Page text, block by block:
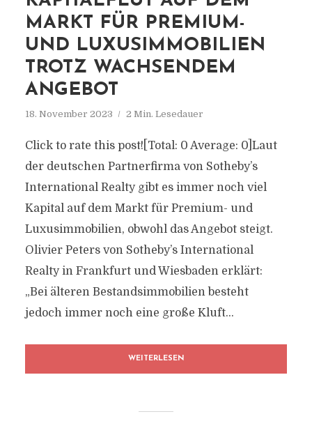
MARKT FÜR PREMIUM-
UND LUXUSIMMOBILIEN
TROTZ WACHSENDEM
ANGEBOT
18. November 2023 2 Min. Lesedauer
Click to rate this post![Total: 0 Average: 0]Laut
der deutschen Partnerfirma von Sotheby’s
International Realty gibt es immer noch viel
Kapital auf dem Markt für Premium- und
Luxusimmobilien, obwohl das Angebot steigt.
Olivier Peters von Sotheby’s International
Realty in Frankfurt und Wiesbaden erklärt:
„Bei älteren Bestandsimmobilien besteht
jedoch immer noch eine große Kluft...
WEITERLESEN